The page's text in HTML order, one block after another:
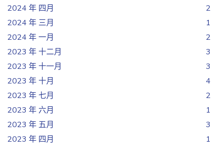
2024 年 四月
2
2024 年 三月
1
2024 年 一月
2
2023 年 十二月
3
2023 年 十一月
3
2023 年 十月
4
2023 年 七月
2
2023 年 六月
1
2023 年 五月
3
2023 年 四月
1